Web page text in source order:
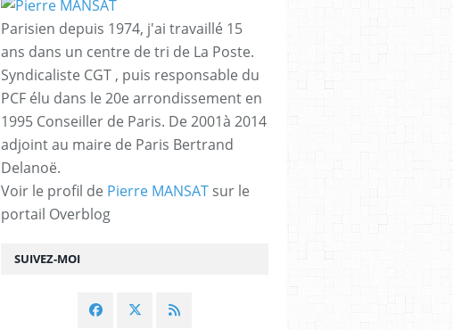
SUIVEZ-MOI
Parisien depuis 1974, j'ai travaillé 15
ans dans un centre de tri de La Poste.
Syndicaliste CGT , puis responsable du
PCF élu dans le 20e arrondissement en
1995 Conseiller de Paris. De 2001à 2014
adjoint au maire de Paris Bertrand
Delanoë.
Voir le profil de Pierre MANSAT sur le
portail Overblog